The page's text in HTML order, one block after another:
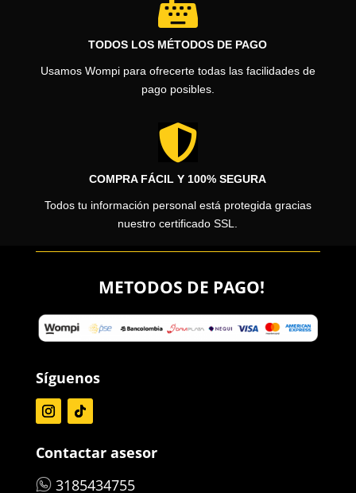

TODOS LOS MÉTODOS DE PAGO
Usamos Wompi para ofrecerte todas las facilidades de
pago posibles.

COMPRA FÁCIL Y 100% SEGURA
Todos tu información personal está protegida gracias
nuestro certificado SSL.
METODOS DE PAGO!
Síguenos
Contactar asesor
3185434755